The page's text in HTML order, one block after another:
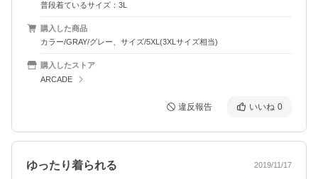
普段着ているサイズ：3L
購入した商品
カラー/GRAY/グレー、サイズ/5XL(3XLサイズ相当)
購入したストア
ARCADE
違反報告 いいね 0
ゆったり着られる 2019/11/17